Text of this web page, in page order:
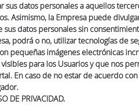
sus datos personales a aquellos
Asimismo, la Empresa puede
datos personales sin
podrá o no, utilizar tecnologías de
pequeñas imágenes electrónicas
para los Usuarios y que nos
En caso de no estar de acuerdo
DE PRIVACIDAD.